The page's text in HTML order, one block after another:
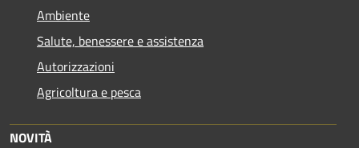
Ambiente
Salute, benessere e assistenza
Autorizzazioni
Agricoltura e pesca
NOVITÀ